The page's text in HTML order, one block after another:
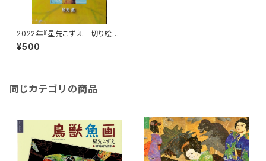
2022年『星先こずえ 切り絵作
家への道』手記
¥500
同じカテゴリの商品